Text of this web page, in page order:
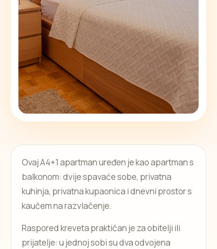
Ovaj A4+1 apartman uređen je kao apartman s
balkonom: dvije spavaće sobe, privatna
kuhinja, privatna kupaonica i dnevni prostor s
kaučem na razvlačenje.
Raspored kreveta praktičan je za obitelji ili
prijatelje: u jednoj sobi su dva odvojena